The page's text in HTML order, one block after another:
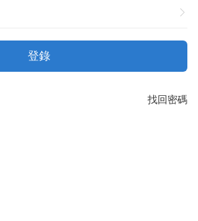
登錄
找回密碼